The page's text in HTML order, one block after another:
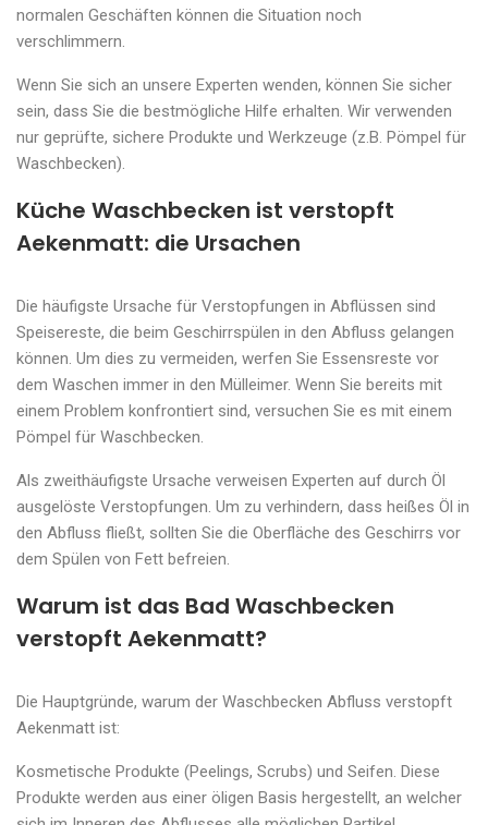
normalen Geschäften können die Situation noch
verschlimmern.
Wenn Sie sich an unsere Experten wenden, können Sie sicher
sein, dass Sie die bestmögliche Hilfe erhalten. Wir verwenden
nur geprüfte, sichere Produkte und Werkzeuge (z.B. Pömpel für
Waschbecken).
Küche Waschbecken ist verstopft
Aekenmatt: die Ursachen
Die häufigste Ursache für Verstopfungen in Abflüssen sind
Speisereste, die beim Geschirrspülen in den Abfluss gelangen
können. Um dies zu vermeiden, werfen Sie Essensreste vor
dem Waschen immer in den Mülleimer. Wenn Sie bereits mit
einem Problem konfrontiert sind, versuchen Sie es mit einem
Pömpel für Waschbecken.
Als zweithäufigste Ursache verweisen Experten auf durch Öl
ausgelöste Verstopfungen. Um zu verhindern, dass heißes Öl in
den Abfluss fließt, sollten Sie die Oberfläche des Geschirrs vor
dem Spülen von Fett befreien.
Warum ist das Bad Waschbecken
verstopft Aekenmatt?
Die Hauptgründe, warum der Waschbecken Abfluss verstopft
Aekenmatt ist:
Kosmetische Produkte (Peelings, Scrubs) und Seifen. Diese
Produkte werden aus einer öligen Basis hergestellt, an welcher